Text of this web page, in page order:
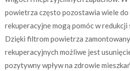
powietrza często pozostawia wiele do
rekuperacyjne mogą pomóc w redukcji
Dzięki filtrom powietrza
rekuperacyjnych możliwe jest
pozytywny wpływ na zdrowie